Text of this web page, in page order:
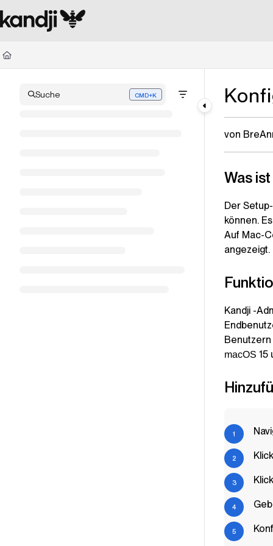
Documentation Index
Fetch the complete documentation index at:
Use this file to discover all available pages before exploring further.
Suche CMD+K
Press CMD+K to open search
von
Was
Der
können.
Auf Mac-
angezeigt.
Kandji -
macOS 15